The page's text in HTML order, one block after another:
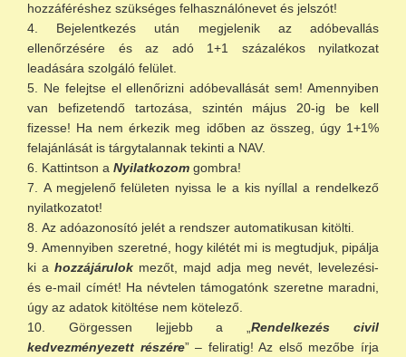
hozzáféréshez szükséges felhasználónevet és jelszót!
Bejelentkezés után megjelenik az adóbevallás
ellenőrzésére és az adó 1+1 százalékos nyilatkozat
leadására szolgáló felület.
Ne felejtse el ellenőrizni adóbevallását sem! Amennyiben
van befizetendő tartozása, szintén május 20-ig be kell
fizesse! Ha nem érkezik meg időben az összeg, úgy 1+1%
felajánlását is tárgytalannak tekinti a NAV.
Kattintson a Nyilatkozom gombra!
A megjelenő felületen nyissa le a kis nyíllal a rendelkező
nyilatkozatot!
Az adóazonosító jelét a rendszer automatikusan kitölti.
Amennyiben szeretné, hogy kilétét mi is megtudjuk, pipálja
ki a hozzájárulok mezőt, majd adja meg nevét, levelezési-
és e-mail címét! Ha névtelen támogatónk szeretne maradni,
úgy az adatok kitöltése nem kötelező.
Görgessen lejjebb a „Rendelkezés civil
kedvezményezett részére” – feliratig! Az első mezőbe írja